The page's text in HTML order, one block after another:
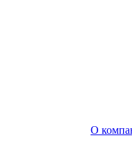
О